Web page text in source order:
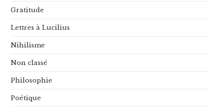
Gratitude
Lettres à Lucilius
Nihilisme
Non classé
Philosophie
Poétique